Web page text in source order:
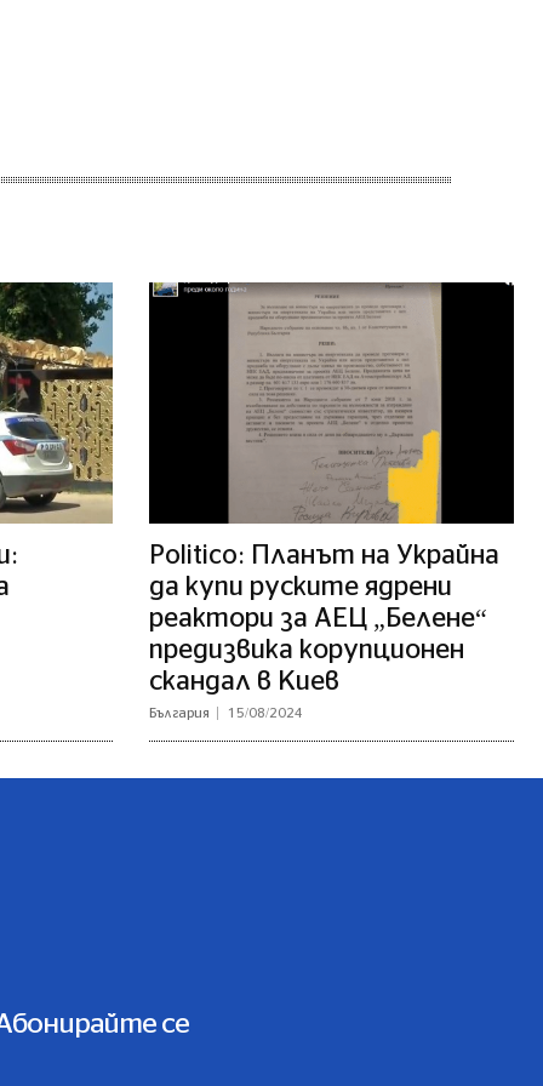
Politico: Планът на Украйна
да купи руските ядрени
реактори за АЕЦ „Белене“
предизвика корупционен
скандал в Киев
България 15/08/2024
се